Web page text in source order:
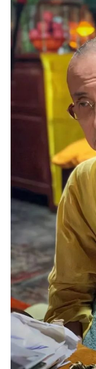
法
规
免
明